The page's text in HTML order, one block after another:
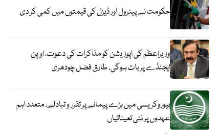
حکومت نے پیٹرول اور ڈیزل کی قیمتوں میں کمی کر دی
وزیراعظم کی اپوزیشن کو مذاکرات کی دعوت، اوپن
ایجنڈے پر بات ہوگی، طارق فضل چودھری
بیوروکریسی میں بڑے پیمانے پر تقرر و تبادلے، متعدد اہم
عہدوں پر نئی تعیناتیاں